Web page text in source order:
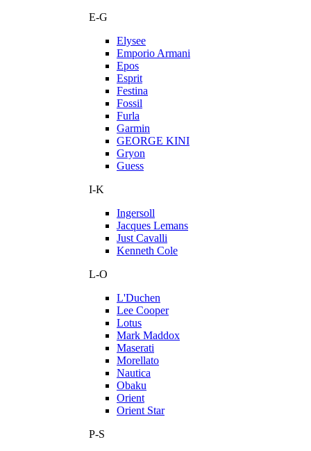
E-G
Elysee
Emporio Armani
Epos
Esprit
Festina
Fossil
Furla
Garmin
GEORGE KINI
Gryon
Guess
I-K
Ingersoll
Jacques Lemans
Just Cavalli
Kenneth Cole
L-O
L'Duchen
Lee Cooper
Lotus
Mark Maddox
Maserati
Morellato
Nautica
Obaku
Orient
Orient Star
P-S